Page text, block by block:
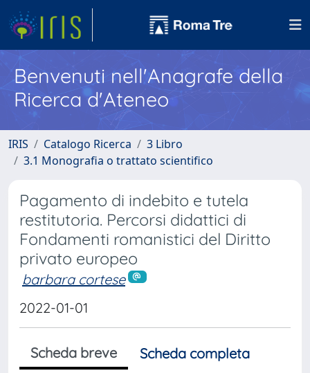
Benvenuti nell'Anagrafe della
Ricerca d'Ateneo
IRIS Catalogo Ricerca
3 Libro
3.1 Monografia o trattato scientifico
Pagamento di indebito e tutela
restitutoria. Percorsi didattici di
Fondamenti romanistici del Diritto
privato europeo
barbara cortese
2022-01-01
Scheda breve
Scheda completa